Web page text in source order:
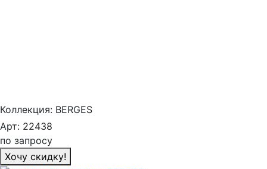
Коллекция: BERGES
Арт: 22438
по запросу
Хочу скидку!